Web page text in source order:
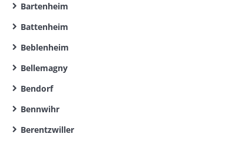
Bartenheim
Battenheim
Beblenheim
Bellemagny
Bendorf
Bennwihr
Berentzwiller